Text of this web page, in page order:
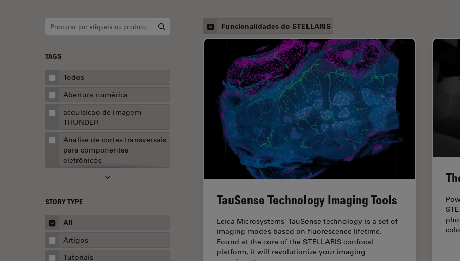
TAGS
Todos
Abertura numérica
acquisicao de imagem
THUNDER
Análise de cortes transversais
para componentes
eletrônicos
Análise de imagens
Aquisição de imagens
STORY TYPE
All
Artigos
Tutoriais
Funcionalidades do STELLARIS
TauSense Technology Imaging Tools
Leica Microsystems’ TauSense technology is a set of
imaging modes based on fluorescence lifetime.
Found at the core of the STELLARIS confocal
platform, it will revolutionize your imaging